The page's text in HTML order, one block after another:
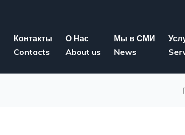
Контакты
Contacts
О Нас
About us
Мы в СМИ
News